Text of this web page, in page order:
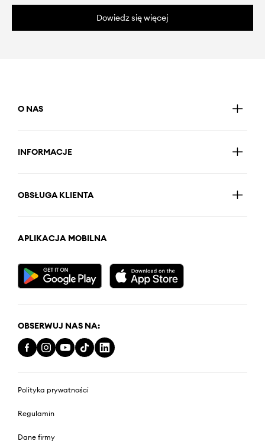
Dowiedz się więcej
O NAS
INFORMACJE
OBSŁUGA KLIENTA
APLIKACJA MOBILNA
OBSERWUJ NAS NA:
Polityka prywatności
Regulamin
Dane firmy